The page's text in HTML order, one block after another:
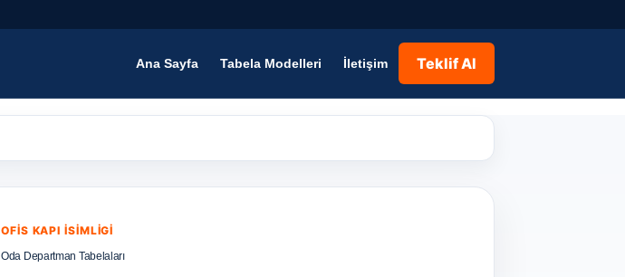
Ana Sayfa Tabela Modelleri İletişim Teklif Al
OFIS KAPI İSIMLIGI
Oda Departman Tabelaları